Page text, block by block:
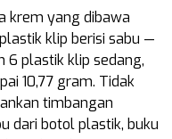
krem yang dibawa
klip berisi sabu —
6 plastik klip sedang,
10,77 gram. Tidak
timbangan
dari botol plastik, buku